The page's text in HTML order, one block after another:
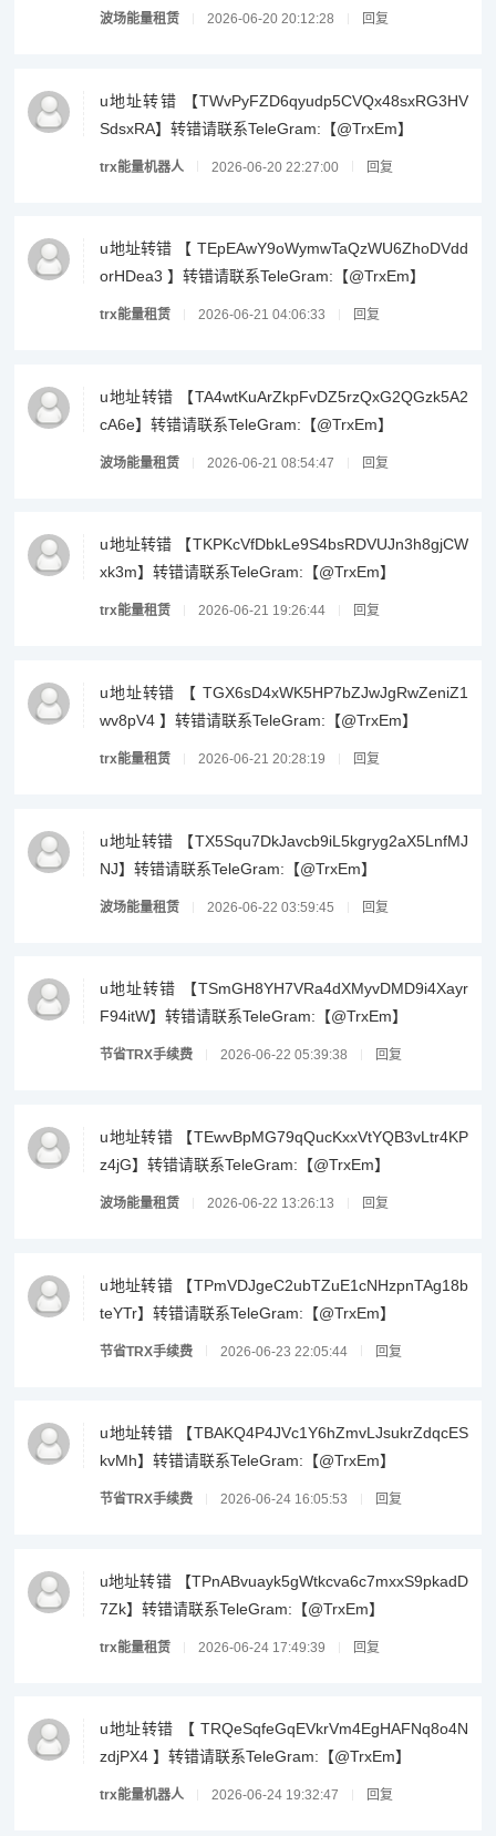
波场能量租赁 2026-06-20 20:12:28 回复
u地址转错 【TWvPyFZD6qyudp5CVQx48sxRG3HV
SdsxRA】转错请联系TeleGram:【@TrxEm】
trx能量机器人 2026-06-20 22:27:00 回复
u地址转错 【 TEpEAwY9oWymwTaQzWU6ZhoDVdd
orHDea3 】转错请联系TeleGram:【@TrxEm】
trx能量租赁 2026-06-21 04:06:33 回复
u地址转错 【TA4wtKuArZkpFvDZ5rzQxG2QGzk5A2
cA6e】转错请联系TeleGram:【@TrxEm】
波场能量租赁 2026-06-21 08:54:47 回复
u地址转错 【TKPKcVfDbkLe9S4bsRDVUJn3h8gjCW
xk3m】转错请联系TeleGram:【@TrxEm】
trx能量租赁 2026-06-21 19:26:44 回复
u地址转错 【 TGX6sD4xWK5HP7bZJwJgRwZeniZ1
wv8pV4 】转错请联系TeleGram:【@TrxEm】
trx能量租赁 2026-06-21 20:28:19 回复
u地址转错 【TX5Squ7DkJavcb9iL5kgryg2aX5LnfMJ
NJ】转错请联系TeleGram:【@TrxEm】
波场能量租赁 2026-06-22 03:59:45 回复
u地址转错 【TSmGH8YH7VRa4dXMyvDMD9i4Xayr
F94itW】转错请联系TeleGram:【@TrxEm】
节省TRX手续费 2026-06-22 05:39:38 回复
u地址转错 【TEwvBpMG79qQucKxxVtYQB3vLtr4KP
z4jG】转错请联系TeleGram:【@TrxEm】
波场能量租赁 2026-06-22 13:26:13 回复
u地址转错 【TPmVDJgeC2ubTZuE1cNHzpnTAg18b
teYTr】转错请联系TeleGram:【@TrxEm】
节省TRX手续费 2026-06-23 22:05:44 回复
u地址转错 【TBAKQ4P4JVc1Y6hZmvLJsukrZdqcES
kvMh】转错请联系TeleGram:【@TrxEm】
节省TRX手续费 2026-06-24 16:05:53 回复
u地址转错 【TPnABvuayk5gWtkcva6c7mxxS9pkadD
7Zk】转错请联系TeleGram:【@TrxEm】
trx能量租赁 2026-06-24 17:49:39 回复
u地址转错 【 TRQeSqfeGqEVkrVm4EgHAFNq8o4N
zdjPX4 】转错请联系TeleGram:【@TrxEm】
trx能量机器人 2026-06-24 19:32:47 回复